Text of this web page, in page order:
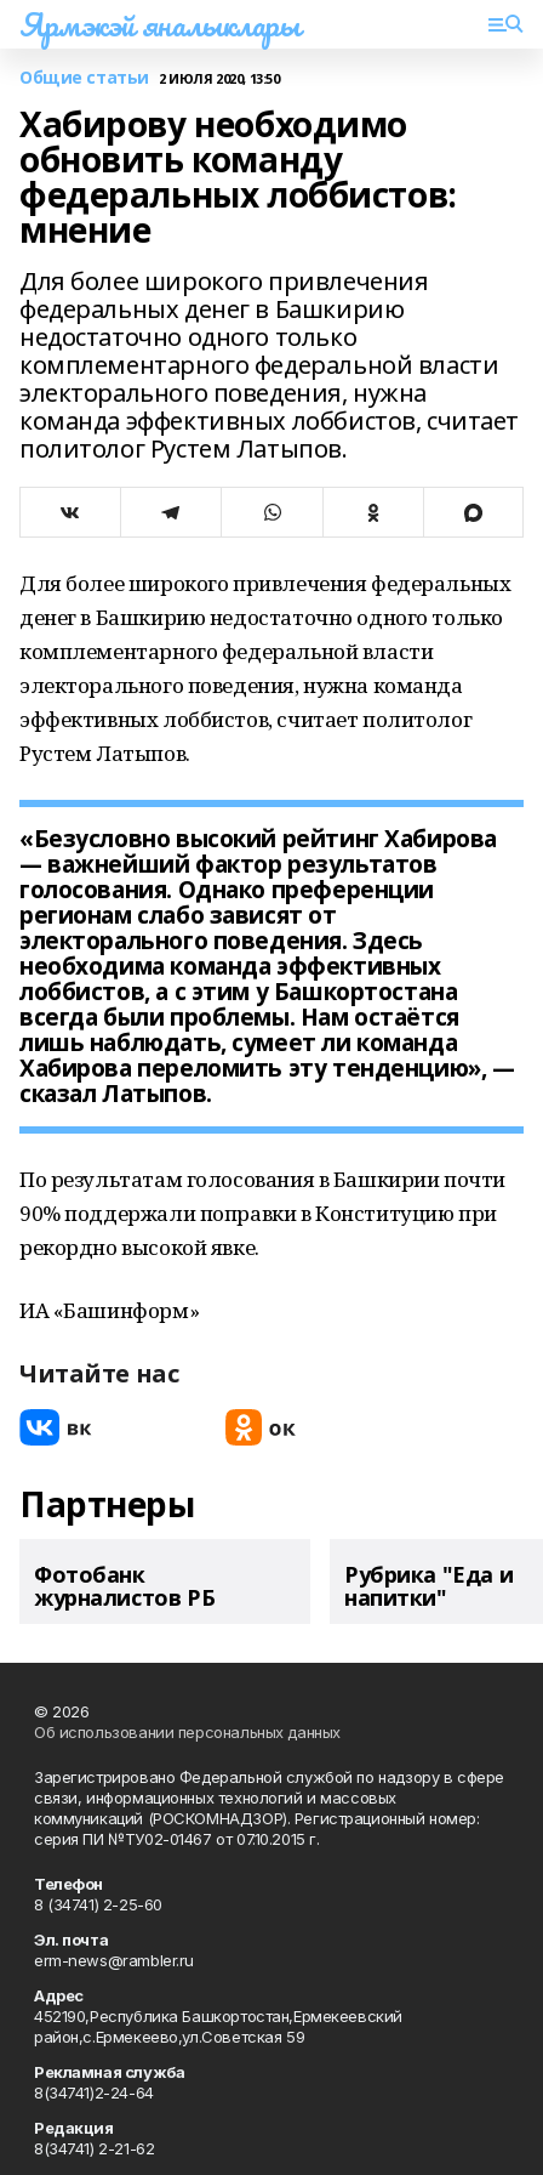
Ярмэкэй яналыклары
Общие статьи 2 ИЮЛЯ 2020, 13:50
Хабирову необходимо
обновить команду
федеральных лоббистов:
мнение
Для более широкого привлечения
федеральных денег в Башкирию
недостаточно одного только
комплементарного федеральной власти
электорального поведения, нужна
команда эффективных лоббистов, считает
политолог Рустем Латыпов.
Для более широкого привлечения федеральных
денег в Башкирию недостаточно одного только
комплементарного федеральной власти
электорального поведения, нужна команда
эффективных лоббистов, считает политолог
Рустем Латыпов.
«Безусловно высокий рейтинг Хабирова
— важнейший фактор результатов
голосования. Однако преференции
регионам слабо зависят от
электорального поведения. Здесь
необходима команда эффективных
лоббистов, а с этим у Башкортостана
всегда были проблемы. Нам остаётся
лишь наблюдать, сумеет ли команда
Хабирова переломить эту тенденцию», —
сказал Латыпов.
По результатам голосования в Башкирии почти
90% поддержали поправки в Конституцию при
рекордно высокой явке.
ИА «Башинформ»
Читайте нас
Партнеры
Фотобанк
журналистов РБ
Рубрика "Еда и
напитки"
© 2026
Об использовании персональных данных
Зарегистрировано Федеральной службой по надзору в сфере
связи, информационных технологий и массовых
коммуникаций (РОСКОМНАДЗОР). Регистрационный номер:
серия ПИ №ТУ02-01467 от 07.10.2015 г.
Телефон
8 (34741) 2-25-60
Эл. почта
erm-news@rambler.ru
Адрес
452190,Республика Башкортостан,Ермекеевский
район,с.Ермекеево,ул.Советская 59
Рекламная служба
8(34741)2-24-64
Редакция
8(34741) 2-21-62